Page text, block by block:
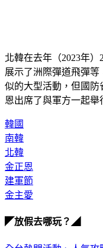
北韓在去年（2023年
展示了洲際彈道飛彈
似的大型活動，但國
恩出席了與軍方一起舉
韓國
南韓
北韓
金正恩
建軍節
金主愛
◤放假去哪玩？◢
全台熱門活動、人氣攻